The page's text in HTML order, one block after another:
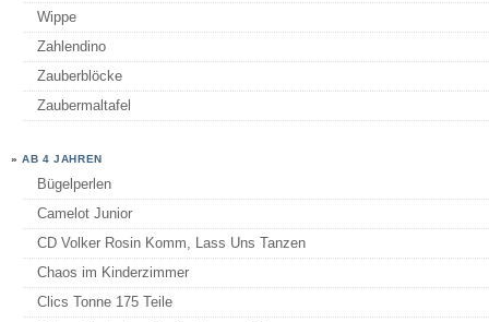
Wippe
Zahlendino
Zauberblöcke
Zaubermaltafel
»AB 4 JAHREN
Bügelperlen
Camelot Junior
CD Volker Rosin Komm, Lass Uns Tanzen
Chaos im Kinderzimmer
Clics Tonne 175 Teile